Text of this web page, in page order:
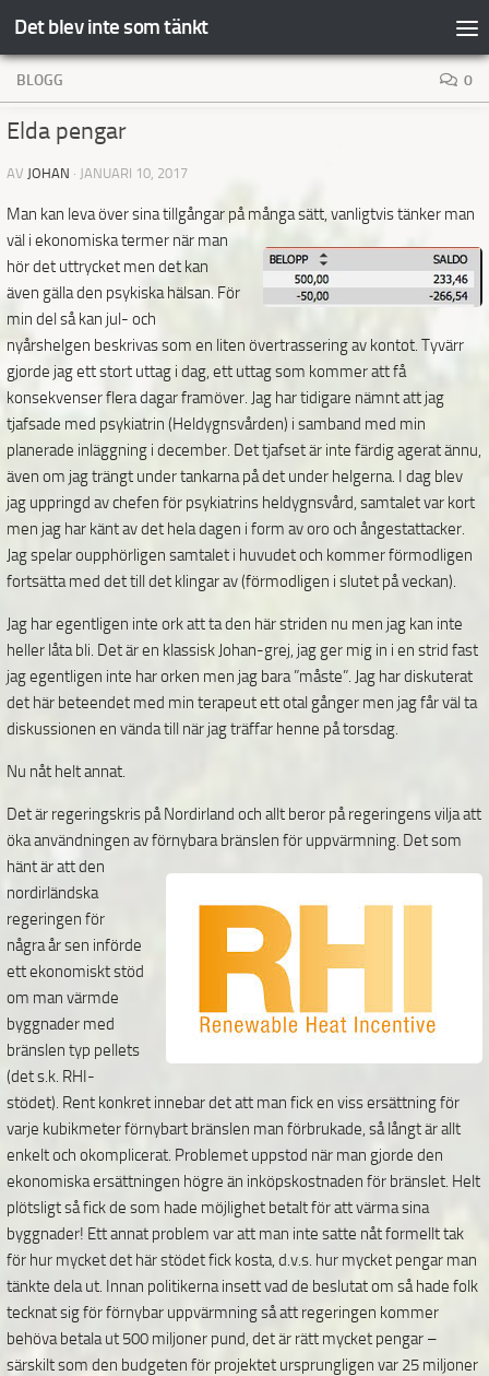
Hoppa till innehåll
Det blev inte som tänkt
BLOGG 0
Elda pengar
AV JOHAN · JANUARI 10, 2017
Man kan leva över sina tillgångar på många sätt, vanligtvis tänker man
väl i ekonomiska termer när man
hör det uttrycket men det kan
även gälla den psykiska hälsan. För
min del så kan jul- och
nyårshelgen beskrivas som en liten övertrassering av kontot. Tyvärr
gjorde jag ett stort uttag i dag, ett uttag som kommer att få
konsekvenser flera dagar framöver. Jag har tidigare nämnt att jag
tjafsade med psykiatrin (Heldygnsvården) i samband med min
planerade inläggning i december. Det tjafset är inte färdig agerat ännu,
även om jag trängt under tankarna på det under helgerna. I dag blev
jag uppringd av chefen för psykiatrins heldygnsvård, samtalet var kort
men jag har känt av det hela dagen i form av oro och ångestattacker.
Jag spelar oupphörligen samtalet i huvudet och kommer förmodligen
fortsätta med det till det klingar av (förmodligen i slutet på veckan).
Jag har egentligen inte ork att ta den här striden nu men jag kan inte
heller låta bli. Det är en klassisk Johan-grej, jag ger mig in i en strid fast
jag egentligen inte har orken men jag bara ”måste”. Jag har diskuterat
det här beteendet med min terapeut ett otal gånger men jag får väl ta
diskussionen en vända till när jag träffar henne på torsdag.
Nu nåt helt annat.
Det är regeringskris på Nordirland och allt beror på regeringens vilja att
öka användningen avförnybara bränslen för uppvärmning. Det som
hänt är att den
nordirländska
regeringen för
några år sen införde
ett ekonomiskt stöd
om man värmde
byggnader med
bränslen typ pellets
(det s.k. RHI-
stödet). Rent konkret innebar det att man fick en viss ersättning för
varje kubikmeter förnybart bränslen man förbrukade, så långt är allt
enkelt och okomplicerat. Problemet uppstod när man gjorde den
ekonomiska ersättningen högre än inköpskostnaden för bränslet. Helt
plötsligt så fick de som hade möjlighet betalt för att värma sina
byggnader! Ett annat problem var att man inte satte nåt formellt tak
för hur mycket det här stödet fick kosta, d.v.s. hur mycket pengar man
tänkte dela ut. Innan politikerna insett vad de beslutat om så hade folk
tecknat sig för förnybar uppvärmning så att regeringen kommer
behöva betala ut 500 miljoner pund, det är rätt mycket pengar –
särskilt som den budgeten för projektet ursprungligen var 25 miljoner